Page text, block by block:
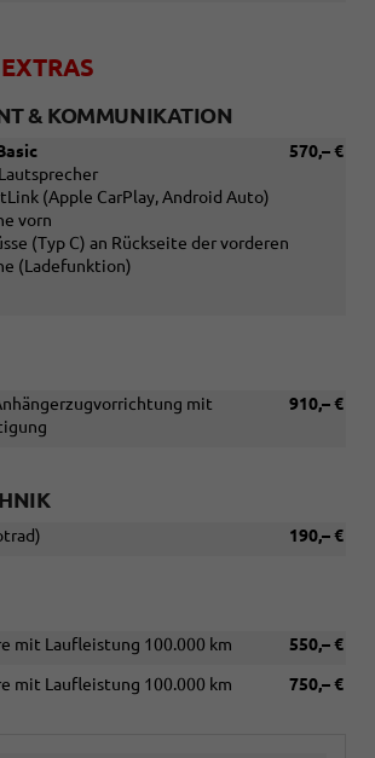
& KOMMUNIKATION
570,– €
(Apple CarPlay, Android Auto)
vorn
(Typ C) an Rückseite der vorderen
(Ladefunktion)
910,– €
mit
190,– €
550,– €
mit Laufleistung 100.000 km
750,– €
mit Laufleistung 100.000 km